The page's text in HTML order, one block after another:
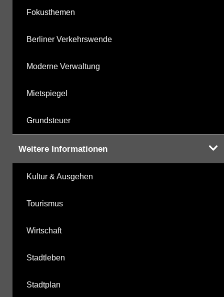
Fokusthemen
Berliner Verkehrswende
Moderne Verwaltung
Mietspiegel
Grundsteuer
Weitere Informationen
Kultur & Ausgehen
Tourismus
Wirtschaft
Stadtleben
Stadtplan